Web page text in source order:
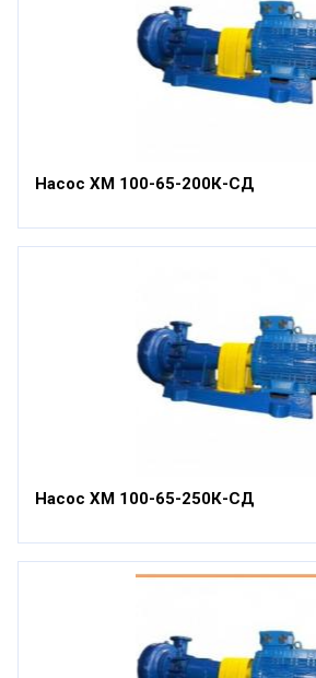
Насос ХМ 100-65-200К-СД
Насос ХМ 100-65-250К-СД